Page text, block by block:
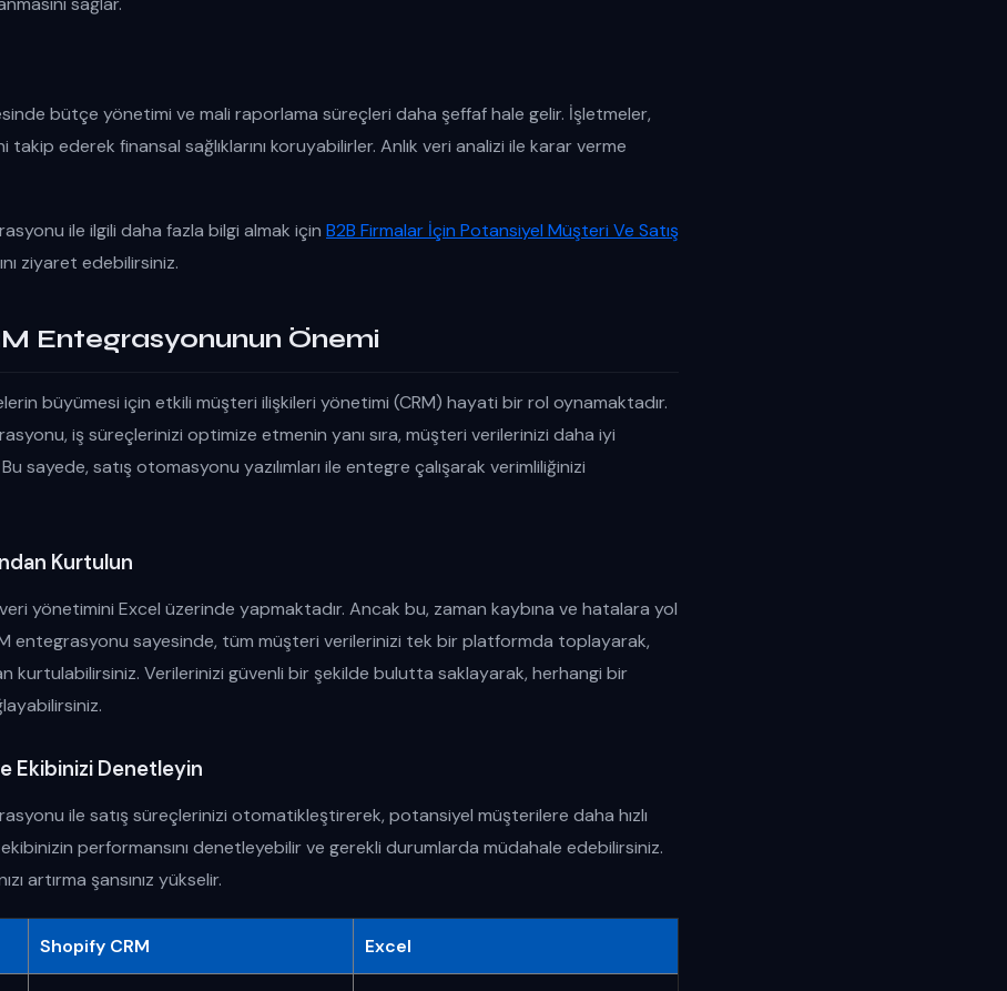
bütçe yönetimi ve mali raporlama süreçleri daha şeffaf hale gelir. İşletmeler,
ederek finansal sağlıklarını koruyabilirler. Anlık veri analizi ile karar verme
ile ilgili daha fazla bilgi almak için B2B Firmalar İçin Potansiyel Müşteri Ve Satış
ziyaret edebilirsiniz.
Entegrasyonunun Önemi
büyümesi için etkili müşteri ilişkileri yönetimi (CRM) hayati bir rol oynamaktadır.
iş süreçlerinizi optimize etmenin yanı sıra, müşteri verilerinizi daha iyi
sayede, satış otomasyonu yazılımları ile entegre çalışarak verimliliğinizi
Kurtulun
yönetimini Excel üzerinde yapmaktadır. Ancak bu, zaman kaybına ve hatalara yol
entegrasyonu sayesinde, tüm müşteri verilerinizi tek bir platformda toplayarak,
kurtulabilirsiniz. Verilerinizi güvenli bir şekilde bulutta saklayarak, herhangi bir
Ekibinizi Denetleyin
ile satış süreçlerinizi otomatikleştirerek, potansiyel müşterilere daha hızlı
performansını denetleyebilir ve gerekli durumlarda müdahale edebilirsiniz.
artırma şansınız yükselir.
Shopify CRM Excel